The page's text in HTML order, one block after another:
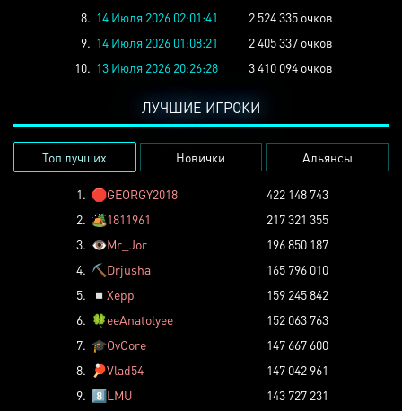
8. 14 Июля 2026 02:01:41
2 524 335 очков
9. 14 Июля 2026 01:08:21
2 405 337 очков
10. 13 Июля 2026 20:26:28 3 410 094 очков
ЛУЧШИЕ ИГРОКИ
Топ лучших Новички Альянсы
1. 🛑GEORGY2018
422 148 743
2. 🏕️1811961
217 321 355
3. 👁️Mr_Jor
196 850 187
4. ⛏️ Drjusha
165 796 010
5.
◽ Xepp
159 245 842
6. 🍀eeAnatolyee
152 063 763
7. 🎓OvCore
147 667 600
8.
🏓Vlad54
147 042 961
9. 8️⃣LMU
143 727 231